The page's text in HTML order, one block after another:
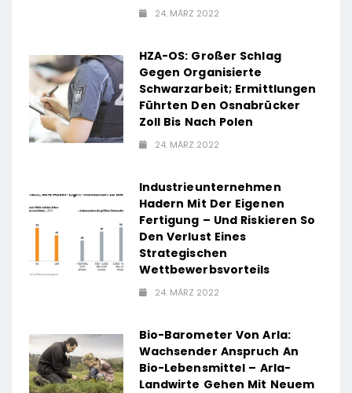
24. MÄRZ 2022
HZA-OS: Großer Schlag
Gegen Organisierte
Schwarzarbeit; Ermittlungen
Führten Den Osnabrücker
Zoll Bis Nach Polen
24. MÄRZ 2022
Industrieunternehmen
Hadern Mit Der Eigenen
Fertigung – Und Riskieren So
Den Verlust Eines
Strategischen
Wettbewerbsvorteils
24. MÄRZ 2022
Bio-Barometer Von Arla:
Wachsender Anspruch An
Bio-Lebensmittel – Arla-
Landwirte Gehen Mit Neuem